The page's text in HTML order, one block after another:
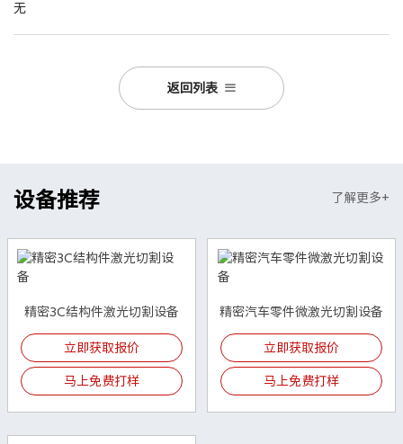
无
返回列表
设备推荐 了解更多+
精密3C结构件激光切割设备
立即获取报价
马上免费打样
精密汽车零件微激光切割设备
立即获取报价
马上免费打样